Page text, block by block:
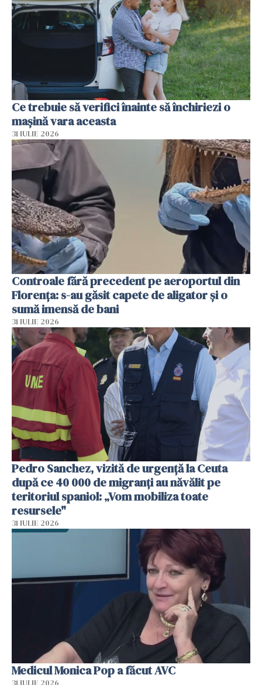
Ce trebuie să verifici înainte să închiriezi o
mașină vara aceasta
31 IULIE 2026
Controale fără precedent pe aeroportul din
Florența: s-au găsit capete de aligator și o
sumă imensă de bani
31 IULIE 2026
Pedro Sanchez, vizită de urgență la Ceuta
după ce 40 000 de migranți au năvălit pe
teritoriul spaniol: „Vom mobiliza toate
resursele"
31 IULIE 2026
Medicul Monica Pop a făcut AVC
31 IULIE 2026